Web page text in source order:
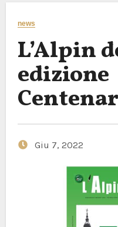
news
L’Alpin
edizione
Giu 7, 2022